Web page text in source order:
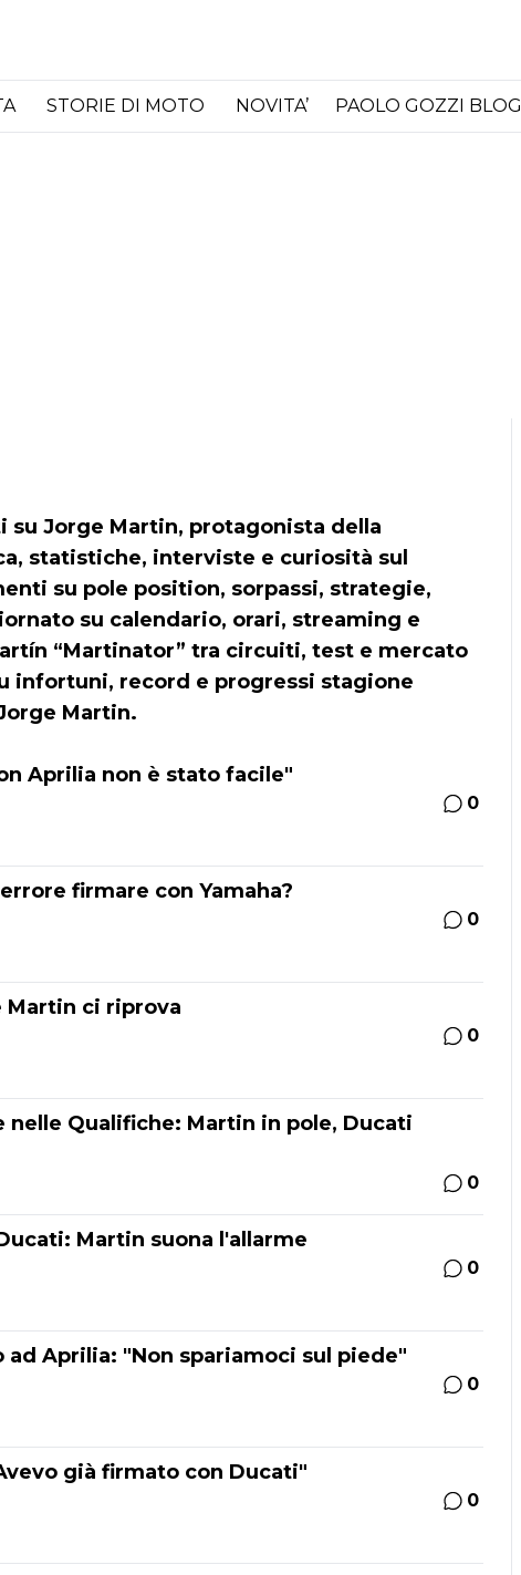
STORIE DI MOTO NOVITA’ PAOLO GOZZI BLOG
Jorge Martin, protagonista della
statistiche, interviste e curiosità sul
su pole position, sorpassi, strategie,
su calendario, orari, streaming e
“Martinator” tra circuiti, test e mercato
infortuni, record e progressi stagione
Martin.
Aprilia non è stato facile"
0
firmare con Yamaha?
0
Martin ci riprova
0
nelle Qualifiche: Martin in pole, Ducati
0
Martin suona l'allarme
0
Aprilia: "Non spariamoci sul piede"
0
già firmato con Ducati"
0